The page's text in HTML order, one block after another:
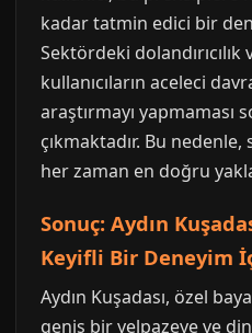
kadar tatmin edici bir
Sektördeki dolandırıcılık
kullanıcıların aceleci
araştırmayı yapmaması
çıkmaktadır. Bu
her zaman en doğru
Sonuç: Aydın
Keyifli Bir Deneyim
Aydın Kuşadası, özel
geniş bir yelpazeye ve